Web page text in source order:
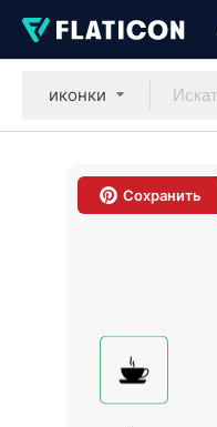
иконки
Сохранить